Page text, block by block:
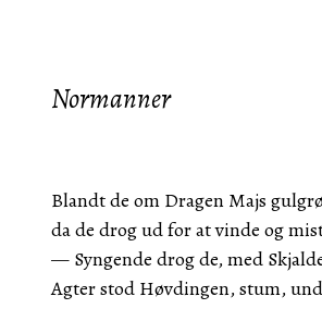
Normanner
Blandt de om Dragen Majs
da de drog ud for at vinde og
— Syngende drog de, med
Agter stod Høvdingen, stum,